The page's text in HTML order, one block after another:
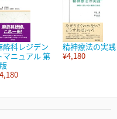
酔科レジデン
マニュアル 第
精神療法の実践
¥4,180